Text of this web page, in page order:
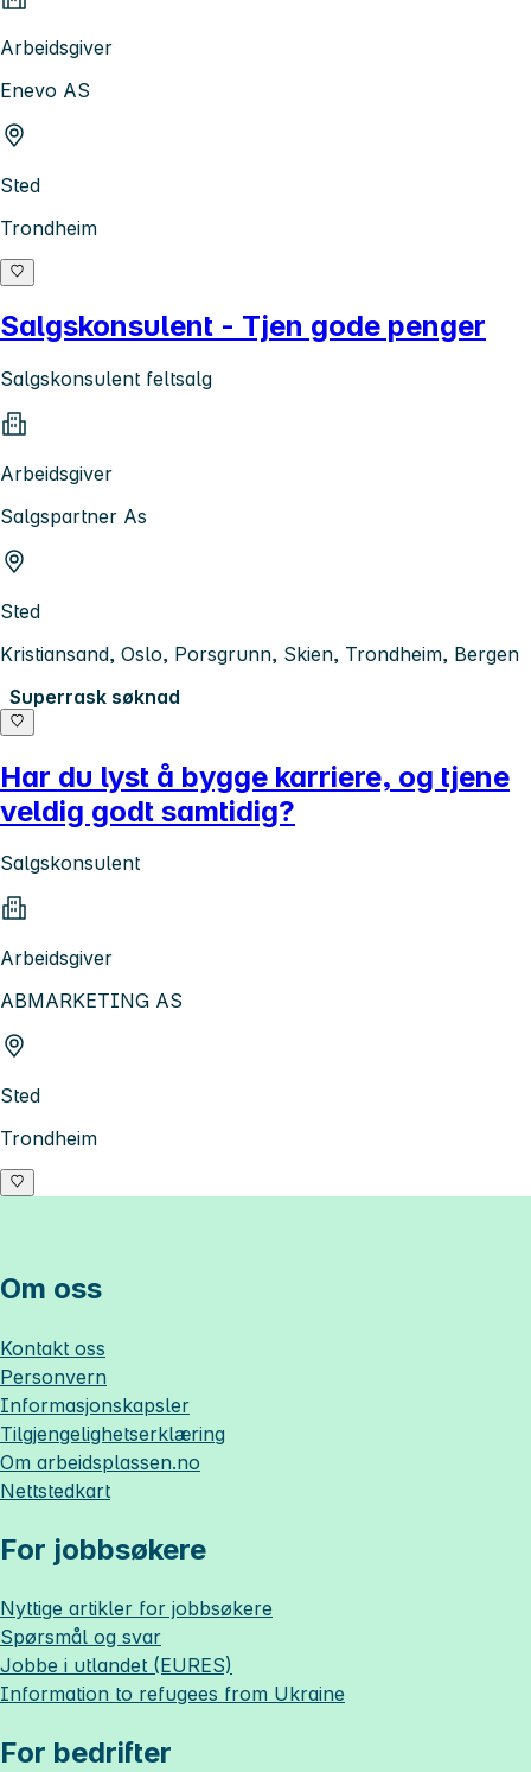
Arbeidsgiver
Enevo AS
Sted
Trondheim
Salgskonsulent - Tjen gode penger
Salgskonsulent feltsalg
Arbeidsgiver
Salgspartner As
Sted
Kristiansand, Oslo, Porsgrunn, Skien, Trondheim, Bergen
Superrask søknad
Har du lyst å bygge karriere, og tjene
veldig godt samtidig?
Salgskonsulent
Arbeidsgiver
ABMARKETING AS
Sted
Trondheim
Om oss
Kontakt oss
Personvern
Informasjonskapsler
Tilgjengelighetserklæring
Om arbeidsplassen.no
Nettstedkart
For jobbsøkere
Nyttige artikler for jobbsøkere
Spørsmål og svar
Jobbe i utlandet (EURES)
Information to refugees from Ukraine
For bedrifter